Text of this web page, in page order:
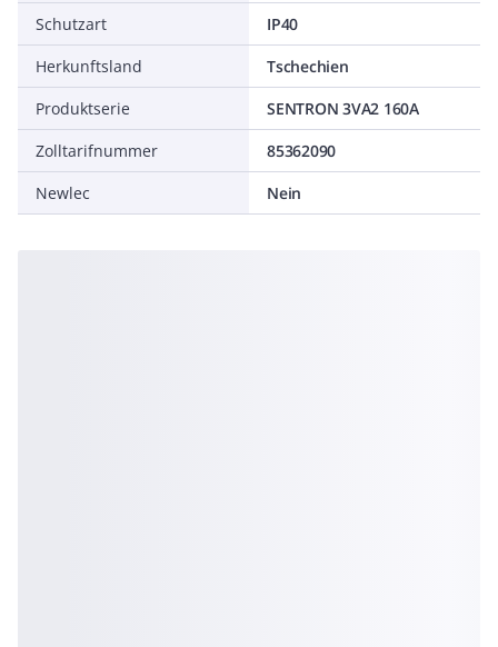
Schutzart
IP40
Herkunftsland
Tschechien
Produktserie
SENTRON 3VA2 160A
Zolltarifnummer
85362090
Newlec
Nein